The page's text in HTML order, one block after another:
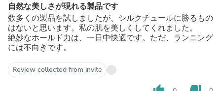
自然な美しさが現れる製品です
数多くの製品を試しましたが、シルクチュールに勝るもの
はないと思います。私の肌を美しくしてくれました。
絶妙なホールド力は、一日中快適です。ただ、ランニング
には不向きです。
Review collected from invite